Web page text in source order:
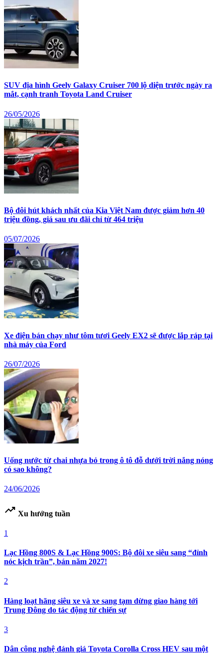
SUV địa hình Geely Galaxy Cruiser 700 lộ diện trước ngày ra
mắt, cạnh tranh Toyota Land Cruiser
26/05/2026
Bộ đôi hút khách nhất của Kia Việt Nam được giảm hơn 40
triệu đồng, giá sau ưu đãi chỉ từ 464 triệu
05/07/2026
Xe điện bán chạy như tôm tươi Geely EX2 sẽ được lắp ráp tại
nhà máy của Ford
26/07/2026
Uống nước từ chai nhựa bỏ trong ô tô đỗ dưới trời nắng nóng
có sao không?
24/06/2026
trending_up Xu hướng tuần
1
Lạc Hồng 800S & Lạc Hồng 900S: Bộ đôi xe siêu sang “đỉnh
nóc kịch trần”, bán năm 2027!
2
Hàng loạt hãng siêu xe và xe sang tạm dừng giao hàng tới
Trung Đông do tác động từ chiến sự
3
Dân công nghệ đánh giá Toyota Corolla Cross HEV sau một